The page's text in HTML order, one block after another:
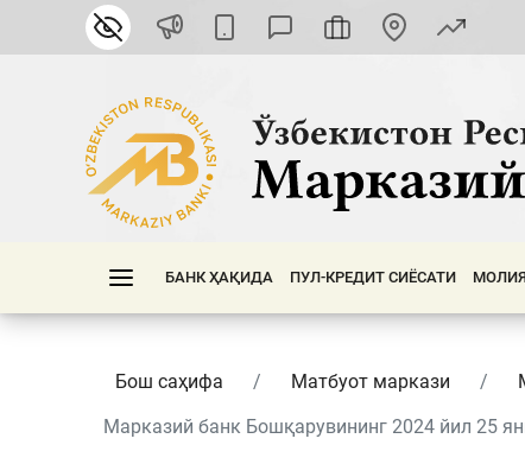
БАНК ҲАҚИДА ПУЛ-КРЕДИТ СИЁСАТИ
Бош саҳифа Матбуот маркази
Марказий банк Бошқарувининг 2024 йил 25